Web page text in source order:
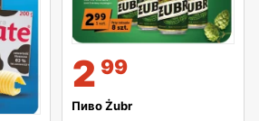
2 99
Пиво Żubr